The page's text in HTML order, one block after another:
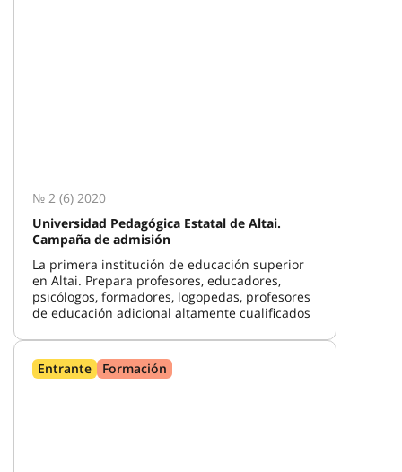
№ 2 (6) 2020
Universidad Pedagógica Estatal de Altai.
Campaña de admisión
La primera institución de educación superior
en Altai. Prepara profesores, educadores,
psicólogos, formadores, logopedas, profesores
de educación adicional altamente cualificados
Entrante Formación